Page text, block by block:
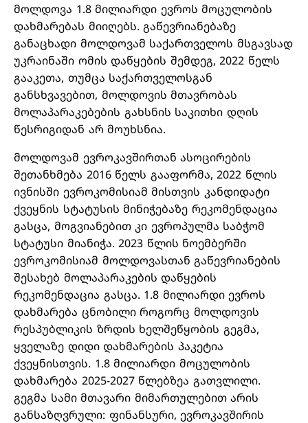
მოლდოვა 1.8 მილიარდი ევროს მოცულობის
დახმარებას მიიღებს. გაწევრიანებაზე
განაცხადი მოლდოვამ საქართველოს მსგავსად
უკრაინაში ომის დაწყების შემდეგ, 2022 წელს
გააკეთა, თუმცა საქართველოსგან
განსხვავებით, მოლდოვის მთავრობას
მოლაპარაკებების გახსნის საკითხი დღის
წესრიგიდან არ მოუხსნია.
მოლდოვამ ევროკავშირთან ასოცირების
შეთანხმება 2016 წელს გააფორმა, 2022 წლის
ივნისში ევროკომისიამ მისთვის კანდიდატი
ქვეყნის სტატუსის მინიჭებაზე რეკომენდაცია
გასცა, მოგვიანებით კი ევროპულმა საბჭომ
სტატუსი მიანიჭა. 2023 წლის ნოემბერში
ევროკომისიამ მოლდოვასთან გაწევრიანების
შესახებ მოლაპარაკების დაწყების
რეკომენდაცია გასცა. 1.8 მილიარდი ევროს
დახმარება ცნობილი როგორც მოლდოვის
რესპუბლიკის ზრდის ხელშეწყობის გეგმა,
ყველაზე დიდი დახმარების პაკეტია
ქვეყნისთვის. 1.8 მილიარდი მოცულობის
დახმარება 2025-2027 წლებზეა გათვლილი.
გეგმა სამი მთავარი მიმართულებით არის
განსაზღვრული: ფინანსური, ევროკავშირის